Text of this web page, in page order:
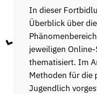
In dieser
Überblick über
jeweiligen
thematisiert. Im
Methoden für die
Jugendlich